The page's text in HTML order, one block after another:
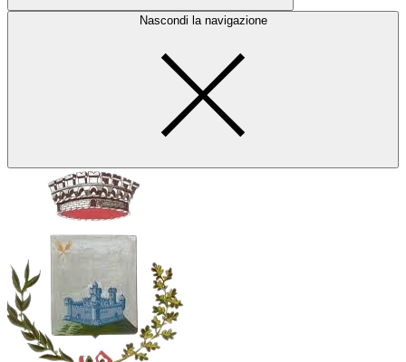
Nascondi la navigazione